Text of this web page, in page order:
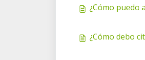
¿Cómo puedo
¿Cómo debo